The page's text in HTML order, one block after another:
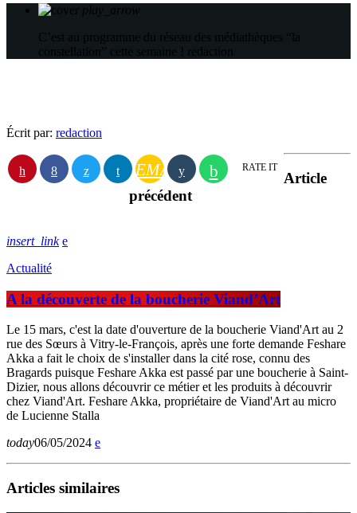
play_arrow
C’est au programme du réseau des médiathèques “la
constellation” cette semaine !
redaction
Écrit par: redaction
EMAIL RATE IT
Article
précédent
insert_link
Actualité
A la découverte de la boucherie Viand’Art
Le 15 mars, c'est la date d'ouverture de la boucherie Viand'Art au 2
rue des Sœurs à Vitry-le-François, après une forte demande Feshare
Akka a fait le choix de s'installer dans la cité rose, connu des
Bragards puisque Feshare Akka est passé par une boucherie à Saint-
Dizier, nous allons découvrir ce métier et les produits à découvrir
chez Viand'Art. Feshare Akka, propriétaire de Viand'Art au micro
de Lucienne Stalla
today06/05/2024
Articles similaires